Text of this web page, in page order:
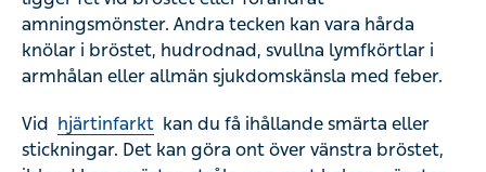
allmän sjukdomskänsla med feber.
Vidhjärtinfarktkan du få ihållande smärta eller
stickningar. Det kan göra ont över vänstra bröstet, ibland
bröstrygg. Andra tecken kan varaillamående , yrsel och
andningssvårigheter.